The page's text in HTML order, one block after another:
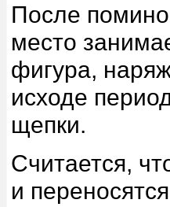
После
место
фигура,
исходе
щепки.
Считается,
и